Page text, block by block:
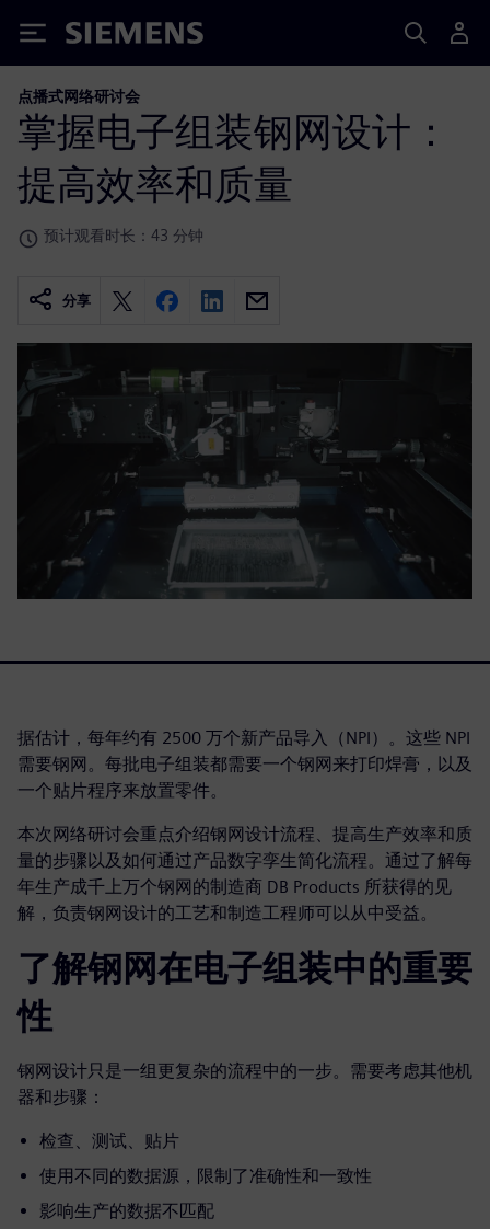
Siemens
点播式网络研讨会
掌握电子组装钢网设计：
提高效率和质量
预计观看时长：43 分钟
分享
据估计，每年约有 2500 万个新产品导入（NPI）。这些 NPI
需要钢网。每批电子组装都需要一个钢网来打印焊膏，以及
一个贴片程序来放置零件。
本次网络研讨会重点介绍钢网设计流程、提高生产效率和质
量的步骤以及如何通过产品数字孪生简化流程。通过了解每
年生产成千上万个钢网的制造商 DB Products 所获得的见
解，负责钢网设计的工艺和制造工程师可以从中受益。
了解钢网在电子组装中的重要
性
钢网设计只是一组更复杂的流程中的一步。需要考虑其他机
器和步骤：
检查、测试、贴片
使用不同的数据源，限制了准确性和一致性
影响生产的数据不匹配